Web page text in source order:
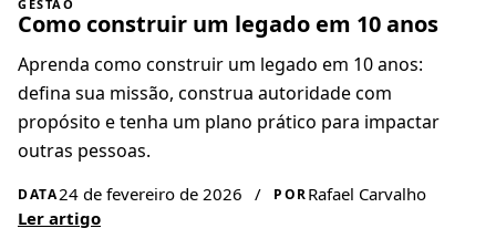
GESTÃO
Como construir um legado em 10 anos
Aprenda como construir um legado em 10 anos:
defina sua missão, construa autoridade com
propósito e tenha um plano prático para impactar
outras pessoas.
DATA24 de fevereiro de 2026 / PORRafael Carvalho
Ler artigo